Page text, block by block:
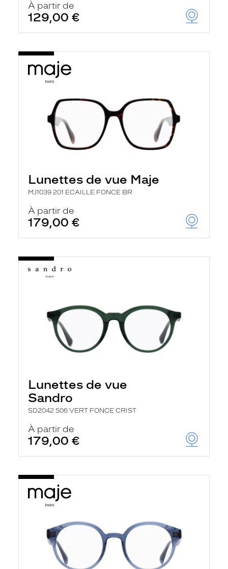
À partir de
129,00 €
Lunettes de vue Maje
MJ1039 201 ECAILLE FONCE BR
À partir de
179,00 €
Lunettes de vue
Sandro
SD2042 506 VERT FONCE CRIST
À partir de
179,00 €